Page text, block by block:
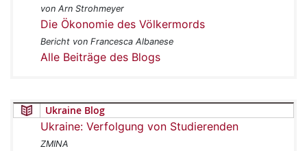
von Arn Strohmeyer
Die Ökonomie des Völkermords
Bericht von Francesca Albanese
Alle Beiträge des Blogs
Ukraine Blog
Ukraine: Verfolgung von Studierenden
ZMINA